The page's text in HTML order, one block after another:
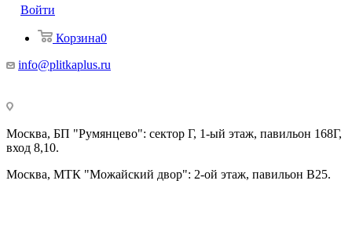
Войти
Корзина0
info@plitkaplus.ru
Москва, БП "Румянцево": сектор Г, 1-ый этаж, павильон 168Г,
вход 8,10.
Москва, МТК "Можайский двор": 2-ой этаж, павильон В25.